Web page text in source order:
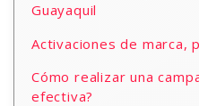
Guayaquil
Activaciones de marca,
Cómo realizar una
efectiva?